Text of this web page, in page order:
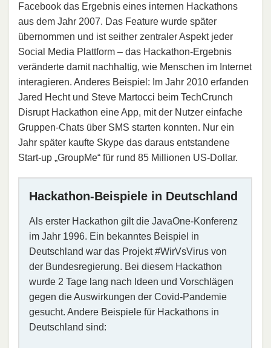
Facebook das Ergebnis eines internen Hackathons
aus dem Jahr 2007. Das Feature wurde später
übernommen und ist seither zentraler Aspekt jeder
Social Media Plattform – das Hackathon-Ergebnis
veränderte damit nachhaltig, wie Menschen im Internet
interagieren. Anderes Beispiel: Im Jahr 2010 erfanden
Jared Hecht und Steve Martocci beim TechCrunch
Disrupt Hackathon eine App, mit der Nutzer einfache
Gruppen-Chats über SMS starten konnten. Nur ein
Jahr später kaufte Skype das daraus entstandene
Start-up „GroupMe“ für rund 85 Millionen US-Dollar.
Hackathon-Beispiele in Deutschland
Als erster Hackathon gilt die JavaOne-Konferenz
im Jahr 1996. Ein bekanntes Beispiel in
Deutschland war das Projekt #WirVsVirus von
der Bundesregierung. Bei diesem Hackathon
wurde 2 Tage lang nach Ideen und Vorschlägen
gegen die Auswirkungen der Covid-Pandemie
gesucht. Andere Beispiele für Hackathons in
Deutschland sind: